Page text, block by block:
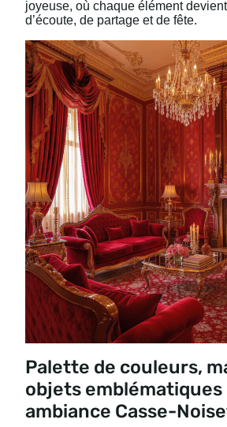
joyeuse, où chaque élément
d’écoute, de partage et de fête.
Palette de couleurs,
objets emblématiques
ambiance Casse-